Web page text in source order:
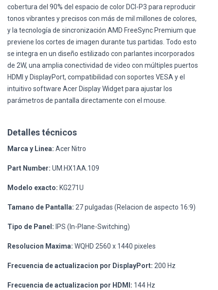
cobertura del 90% del espacio de color DCI-P3 para reproducir
tonos vibrantes y precisos con más de mil millones de colores,
y la tecnología de sincronización AMD FreeSync Premium que
previene los cortes de imagen durante tus partidas. Todo esto
se integra en un diseño estilizado con parlantes incorporados
de 2W, una amplia conectividad de video con múltiples puertos
HDMI y DisplayPort, compatibilidad con soportes VESA y el
intuitivo software Acer Display Widget para ajustar los
parámetros de pantalla directamente con el mouse.
Detalles técnicos
Marca y Linea: Acer Nitro
Part Number: UM.HX1AA.109
Modelo exacto: KG271U
Tamano de Pantalla: 27 pulgadas (Relacion de aspecto 16:9)
Tipo de Panel: IPS (In-Plane-Switching)
Resolucion Maxima: WQHD 2560 x 1440 pixeles
Frecuencia de actualizacion por DisplayPort: 200 Hz
Frecuencia de actualizacion por HDMI: 144 Hz